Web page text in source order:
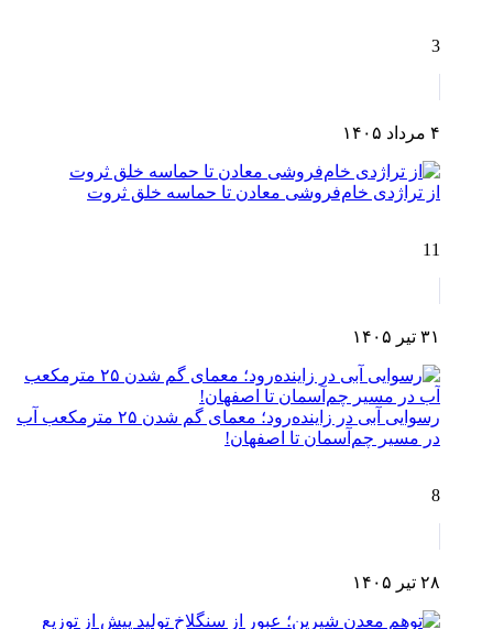
3
۴ مرداد ۱۴۰۵
از تراژدی خام‌فروشی معادن تا حماسه خلق ثروت
11
۳۱ تیر ۱۴۰۵
رسوایی آبی در زاینده‌رود؛ معمای گم شدن ۲۵ مترمکعب آب
در مسیر چم‌آسمان تا اصفهان!
8
۲۸ تیر ۱۴۰۵